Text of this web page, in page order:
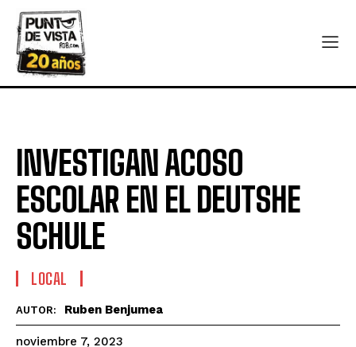
INVESTIGAN ACOSO
ESCOLAR EN EL DEUTSHE
SCHULE
LOCAL
AUTOR: Ruben Benjumea
noviembre 7, 2023